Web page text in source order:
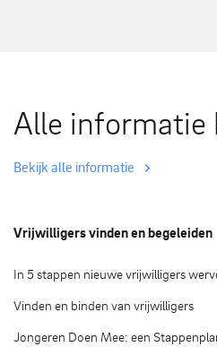
Alle informatie
Bekijk alle informatie
Vrijwilligers vinden en begeleiden
In 5 stappen nieuwe vrijwilligers
Vinden en binden van vrijwilligers
Jongeren Doen Mee: een